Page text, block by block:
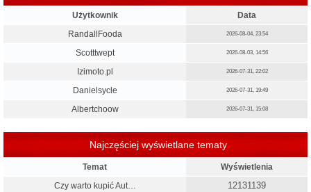
Użytkownik
Data
RandallFooda
2026-08-04, 23:54
Scotttwept 2026-08-03, 14:56
Izimoto.pl 2026-07-31, 22:02
Danielsycle 2026-07-31, 19:49
Albertchoow 2026-07-31, 15:08
Najczęściej wyświetlane tematy
Temat
Wyświetlenia
Czy warto kupić Aut…
12131139